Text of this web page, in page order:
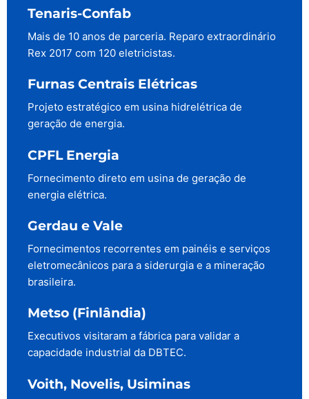
Tenaris-Confab
Mais de 10 anos de parceria. Reparo extraordinário
Rex 2017 com 120 eletricistas.
Furnas Centrais Elétricas
Projeto estratégico em usina hidrelétrica de
geração de energia.
CPFL Energia
Fornecimento direto em usina de geração de
energia elétrica.
Gerdau e Vale
Fornecimentos recorrentes em painéis e serviços
eletromecânicos para a siderurgia e a mineração
brasileira.
Metso (Finlândia)
Executivos visitaram a fábrica para validar a
capacidade industrial da DBTEC.
Voith, Novelis, Usiminas